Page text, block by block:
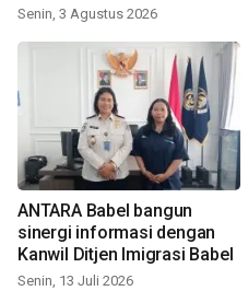
Senin, 3 Agustus 2026
ANTARA Babel bangun
sinergi informasi dengan
Kanwil Ditjen Imigrasi Babel
Senin, 13 Juli 2026